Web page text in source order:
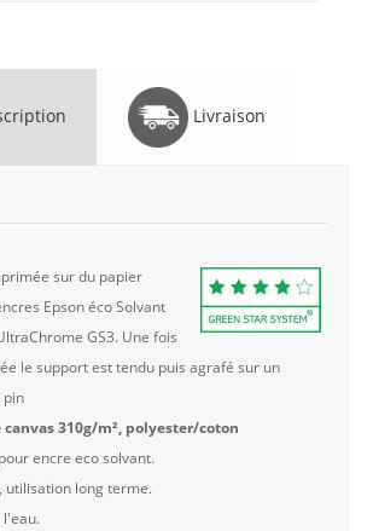
Livraison
sur du papier
Epson éco Solvant
GS3. Une fois
le support est tendu puis agrafé sur un
pin
310g/m², polyester/coton
encre eco solvant.
utilisation long terme.
l'eau.